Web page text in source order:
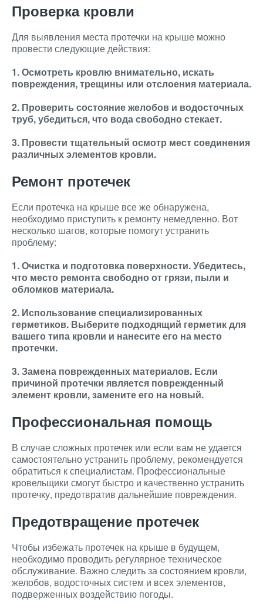
Проверка кровли
Для выявления места протечки на крыше можно
провести следующие действия:
1. Осмотреть кровлю внимательно, искать
повреждения, трещины или отслоения материала.
2. Проверить состояние желобов и водосточных
труб, убедиться, что вода свободно стекает.
3. Провести тщательный осмотр мест соединения
различных элементов кровли.
Ремонт протечек
Если протечка на крыше все же обнаружена,
необходимо приступить к ремонту немедленно. Вот
несколько шагов, которые помогут устранить
проблему:
1. Очистка и подготовка поверхности. Убедитесь,
что место ремонта свободно от грязи, пыли и
обломков материала.
2. Использование специализированных
герметиков. Выберите подходящий герметик для
вашего типа кровли и нанесите его на место
протечки.
3. Замена поврежденных материалов. Если
причиной протечки является поврежденный
элемент кровли, замените его на новый.
Профессиональная помощь
В случае сложных протечек или если вам не удается
самостоятельно устранить проблему, рекомендуется
обратиться к специалистам. Профессиональные
кровельщики смогут быстро и качественно устранить
протечку, предотвратив дальнейшие повреждения.
Предотвращение протечек
Чтобы избежать протечек на крыше в будущем,
необходимо проводить регулярное техническое
обслуживание. Важно следить за состоянием кровли,
желобов, водосточных систем и всех элементов,
подверженных воздействию погоды.